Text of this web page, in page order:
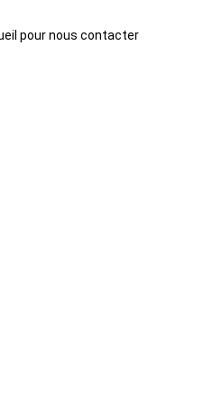
pour nous contacter